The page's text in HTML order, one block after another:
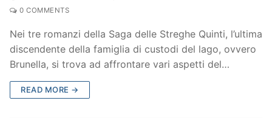
0 COMMENTS
Nei tre romanzi della Saga delle Streghe Quinti, l’ultima
discendente della famiglia di custodi del lago, ovvero
Brunella, si trova ad affrontare vari aspetti del…
READ MORE →